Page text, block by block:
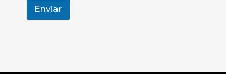
correoinfo@clinicacemeq.es
de Privacidad, donde dispone de más información sobre el
Enviar